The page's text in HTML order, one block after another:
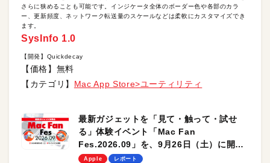
さらに狭めることも可能です。インジケータ全体のボーダー色や各部のカラ
ー、更新頻度、ネットワーク転送量のスケールなどは柔軟にカスタマイズでき
ます。
SysInfo 1.0
【開発】Quickdecay
【価格】無料
【カテゴリ】 Mac App Store>ユーティリティ
最新ガジェットを「見て・触って・試せ
る」体験イベント「Mac Fan
Fes.2026.09」を、9月26日（土）に開催
します！
Apple レポート